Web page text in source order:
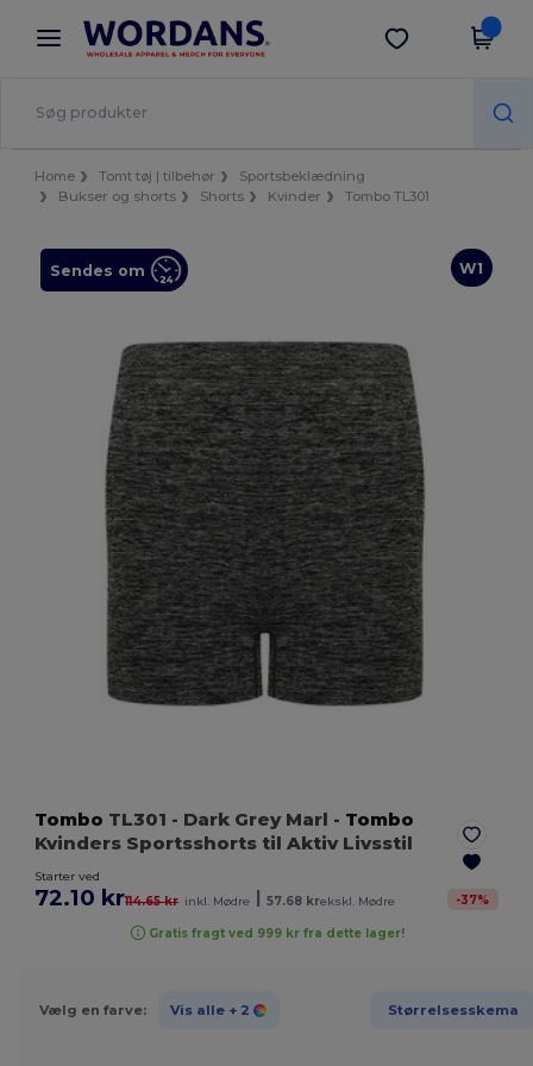
× Wordans-app
Bedre priser i appen!
Hent app
Home Tomt tøj | tilbehør
Sportsbeklædning
Bukser og shorts
Shorts Kvinder Tombo TL301
W1
Sendes om
Tombo TL301 - Dark Grey Marl - Tombo
Kvinders Sportsshorts til Aktiv Livsstil
Starter ved
72.10 kr114.65 kr inkl. Mødre 57.68 krekskl. Mødre -37%
Gratis fragt ved 999 kr fra dette lager!
Vælg en farve: Vis alle + 2 Størrelsesskema